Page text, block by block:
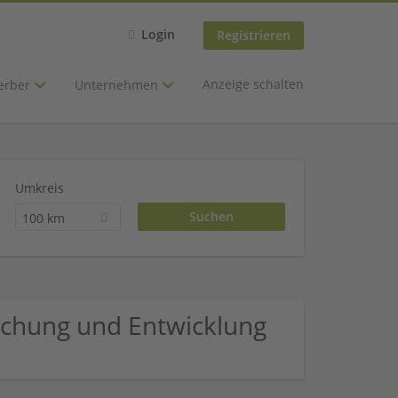
Login Registrieren
Unternehmen Anzeige schalten
Umkreis
100 km
und Entwicklung